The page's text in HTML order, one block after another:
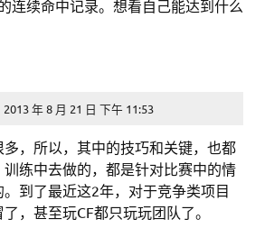
连续命中记录。想看自己能达到什么
2013 年 8 月 21 日 下午 11:53
，所以，其中的技巧和关键，也都
练中去做的，都是针对比赛中的情
到了最近这2年，对于竞争类项目
，甚至玩CF都只玩玩团队了。